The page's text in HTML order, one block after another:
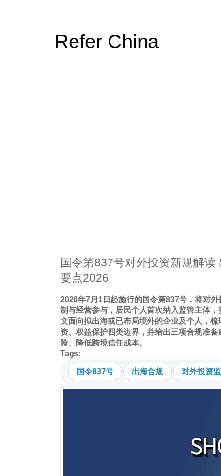
Refer China
国令第837号对外投资新规解读
要点2026
2026年7月1日起施行的国令第837号，将对
制与经营参与，居民个人首次纳入监管主体
文面向拟出海或已布局境外的企业及个人，
资、权益保护四类边界，并给出三项合规准
险、降低跨境信任成本。
Tags:
国令837号 出海合规 对外投资